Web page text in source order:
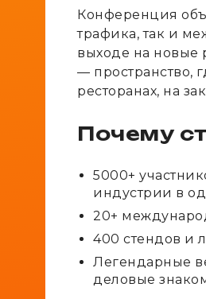
Конференция
трафика, так и
выходе на новые
— пространство,
ресторанах, на
Почему
5000+
индустрии в
20+
400 стендов и
Легендарные
деловые